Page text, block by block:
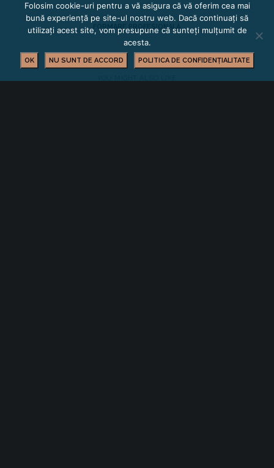
FORMARE PROFESIONALĂ
Folosim cookie-uri pentru a vă asigura că vă oferim cea mai
bună experiență pe site-ul nostru web. Dacă continuați să
utilizați acest site, vom presupune că sunteți mulțumit de
acesta.
OK NU SUNT DE ACCORD POLITICA DE CONFIDENȚIALITATE